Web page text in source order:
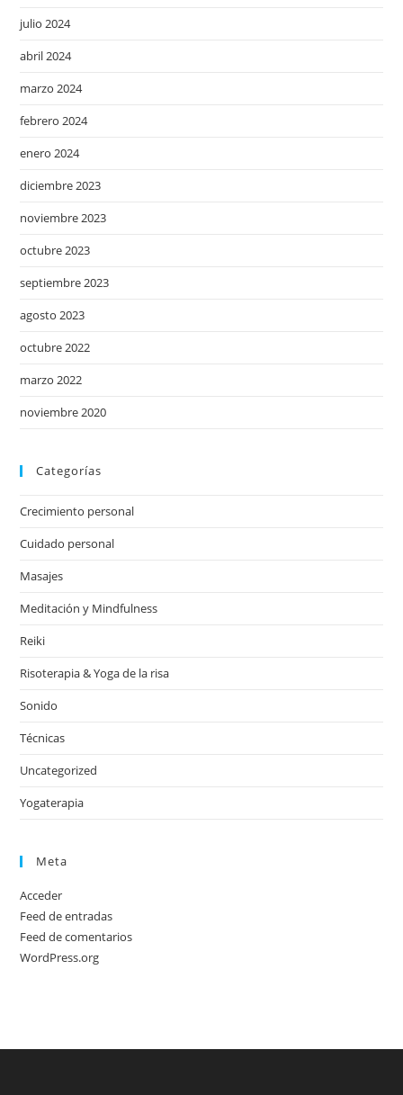
julio 2024
abril 2024
marzo 2024
febrero 2024
enero 2024
diciembre 2023
noviembre 2023
octubre 2023
septiembre 2023
agosto 2023
octubre 2022
marzo 2022
noviembre 2020
Categorías
Crecimiento personal
Cuidado personal
Masajes
Meditación y Mindfulness
Reiki
Risoterapia & Yoga de la risa
Sonido
Técnicas
Uncategorized
Yogaterapia
Meta
Acceder
Feed de entradas
Feed de comentarios
WordPress.org